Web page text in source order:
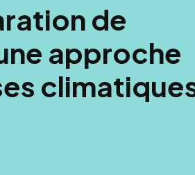
Ressources en eau
et Assainissement
de
approche